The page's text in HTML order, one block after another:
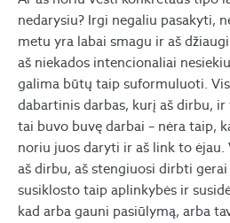
nedarysiu? Irgi negaliu pasakyti,
metu yra labai smagu ir aš
aš niekados intencionaliai
galima būtų taip suformuluoti.
dabartinis darbas, kurį aš dirbu,
tai buvo buvę darbai – nėra taip,
noriu juos daryti ir aš link to ėjau.
aš dirbu, aš stengiuosi dirbti
susiklosto taip aplinkybės ir
kad arba gauni pasiūlymą, arba